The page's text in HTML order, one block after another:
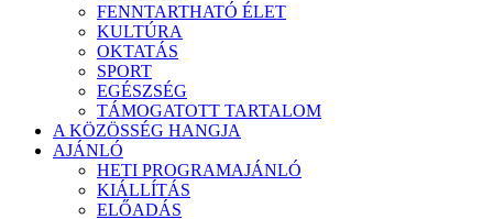
FENNTARTHATÓ ÉLET
KULTÚRA
OKTATÁS
SPORT
EGÉSZSÉG
TÁMOGATOTT TARTALOM
A KÖZÖSSÉG HANGJA
AJÁNLÓ
HETI PROGRAMAJÁNLÓ
KIÁLLÍTÁS
ELŐADÁS